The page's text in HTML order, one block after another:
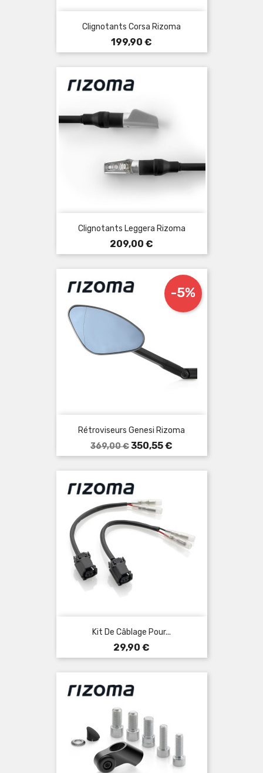
Clignotants Corsa Rizoma
Prix
199,90 €
Clignotants Leggera Rizoma
Prix
209,00 €
Rétroviseurs Genesi Rizoma
Prix
de
base
369,00 €
-5%
Prix
350,55 €
Kit De Câblage Pour...
Prix
29,90 €